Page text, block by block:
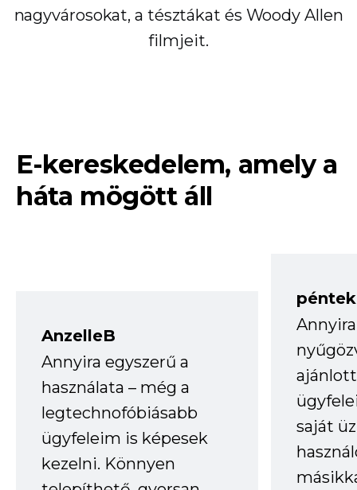
nagyvárosokat, a tésztákat és Woody Allen
filmjeit.
E-kereskedelem, amely a
háta mögött áll
AnzelleB
Annyira egyszerű a
használata – még a
legtechnofóbiásabb
ügyfeleim is képesek
kezelni. Könnyen
saját